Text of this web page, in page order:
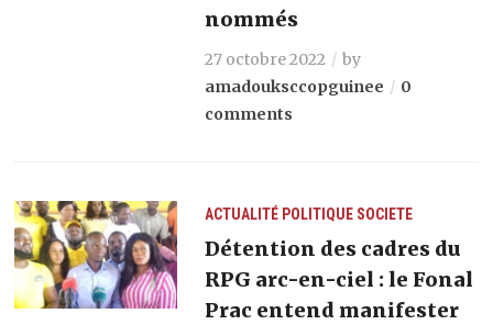
nommés
27 octobre 2022
by
amadouksccopguinee
0
comments
ACTUALITÉ POLITIQUE SOCIETE
Détention des cadres du
RPG arc-en-ciel : le Fonal
Prac entend manifester